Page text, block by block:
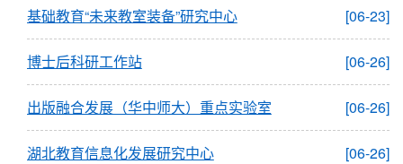
[06-23]
基础教育“未来教室装备”研究中心
[06-26]
博士后科研工作站
[06-26]
出版融合发展（华中师大）重点实验室
[06-26]
湖北教育信息化发展研究中心